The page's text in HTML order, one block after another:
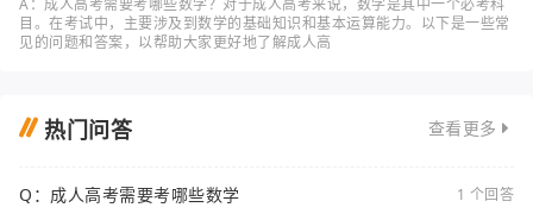
A：成人高考需要考哪些数学？对于成人高考来说，数学是其中一个必考科
目。在考试中，主要涉及到数学的基础知识和基本运算能力。以下是一些常
见的问题和答案，以帮助大家更好地了解成人高
热门问答 查看更多
Q：成人高考需要考哪些数学
1 个回答